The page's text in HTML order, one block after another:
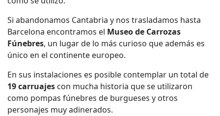
Si abandonamos Cantabria y nos trasladamos hasta
Barcelona encontramos el Museo de Carrozas
Fúnebres, un lugar de lo más curioso que además es
único en el continente europeo.
En sus instalaciones es posible contemplar un total de
19 carruajes con mucha historia que se utilizaron
como pompas fúnebres de burgueses y otros
personajes muy adinerados.